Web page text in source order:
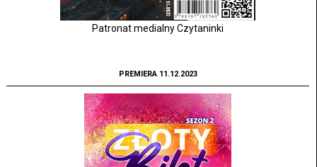
Patronat medialny Czytaninki
PREMIERA 11.12.2023